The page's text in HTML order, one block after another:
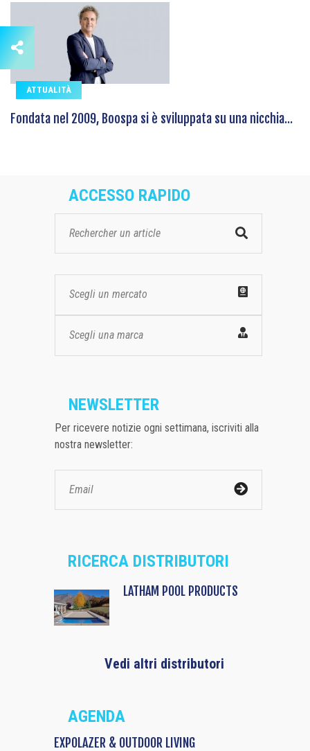
ATTUALITÀ
Fondata nel 2009, Boospa si è sviluppata su una nicchia...
ACCESSO RAPIDO
Scegli un mercato
Scegli una marca
NEWSLETTER
Per ricevere notizie ogni settimana, iscriviti alla
nostra newsletter:
RICERCA DISTRIBUTORI
LATHAM POOL PRODUCTS
Vedi altri distributori
AGENDA
EXPOLAZER & OUTDOOR LIVING